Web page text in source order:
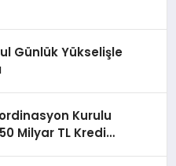
Günlük Yükselişle
Kurulu
Milyar TL Kredi